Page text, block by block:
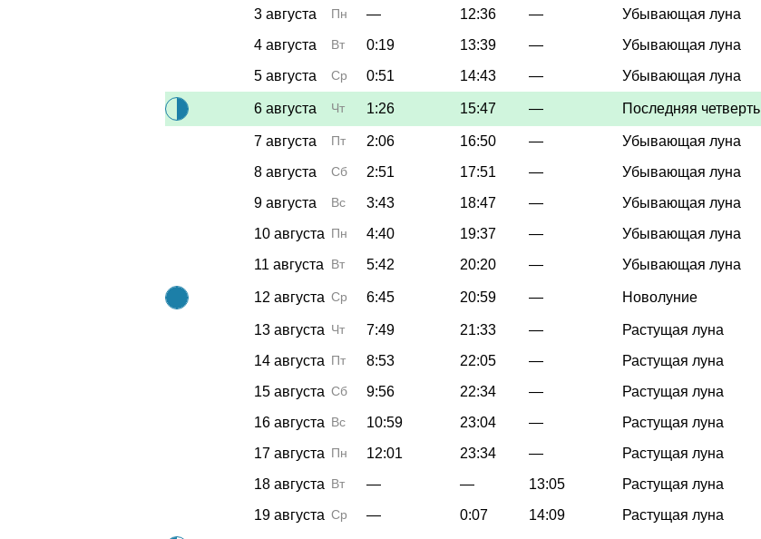
3 августа
Пн — 12:36 — Убывающая луна
4 августа
Вт 0:19 13:39 — Убывающая луна
5 августа
Ср 0:51 14:43 — Убывающая луна
6 августа Чт 1:26 15:47 — Последняя четверть
7 августа Пт 2:06 16:50 — Убывающая луна
8 августа
Сб 2:51 17:51 — Убывающая луна
9 августа
Вс 3:43 18:47 — Убывающая луна
10 августа Пн 4:40 19:37 — Убывающая луна
11 августа
Вт 5:42 20:20 — Убывающая луна
12 августа Ср 6:45 20:59 — Новолуние
13 августа Чт 7:49 21:33 — Растущая луна
14 августа Пт 8:53 22:05 — Растущая луна
15 августа Сб 9:56 22:34 — Растущая луна
16 августа Вс 10:59 23:04 — Растущая луна
17 августа Пн 12:01 23:34 — Растущая луна
18 августа Вт — — 13:05 Растущая луна
19 августа Ср — 0:07 14:09 Растущая луна